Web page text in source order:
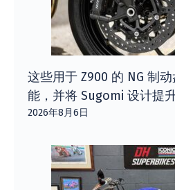
这些用于 Z900 的 NG 制
能，并将 Sugomi 设计提
2026年8月6日